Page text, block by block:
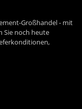
Großhandel - mit
Sie noch heute